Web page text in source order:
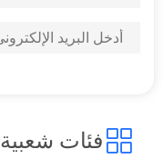
فئات شعبية